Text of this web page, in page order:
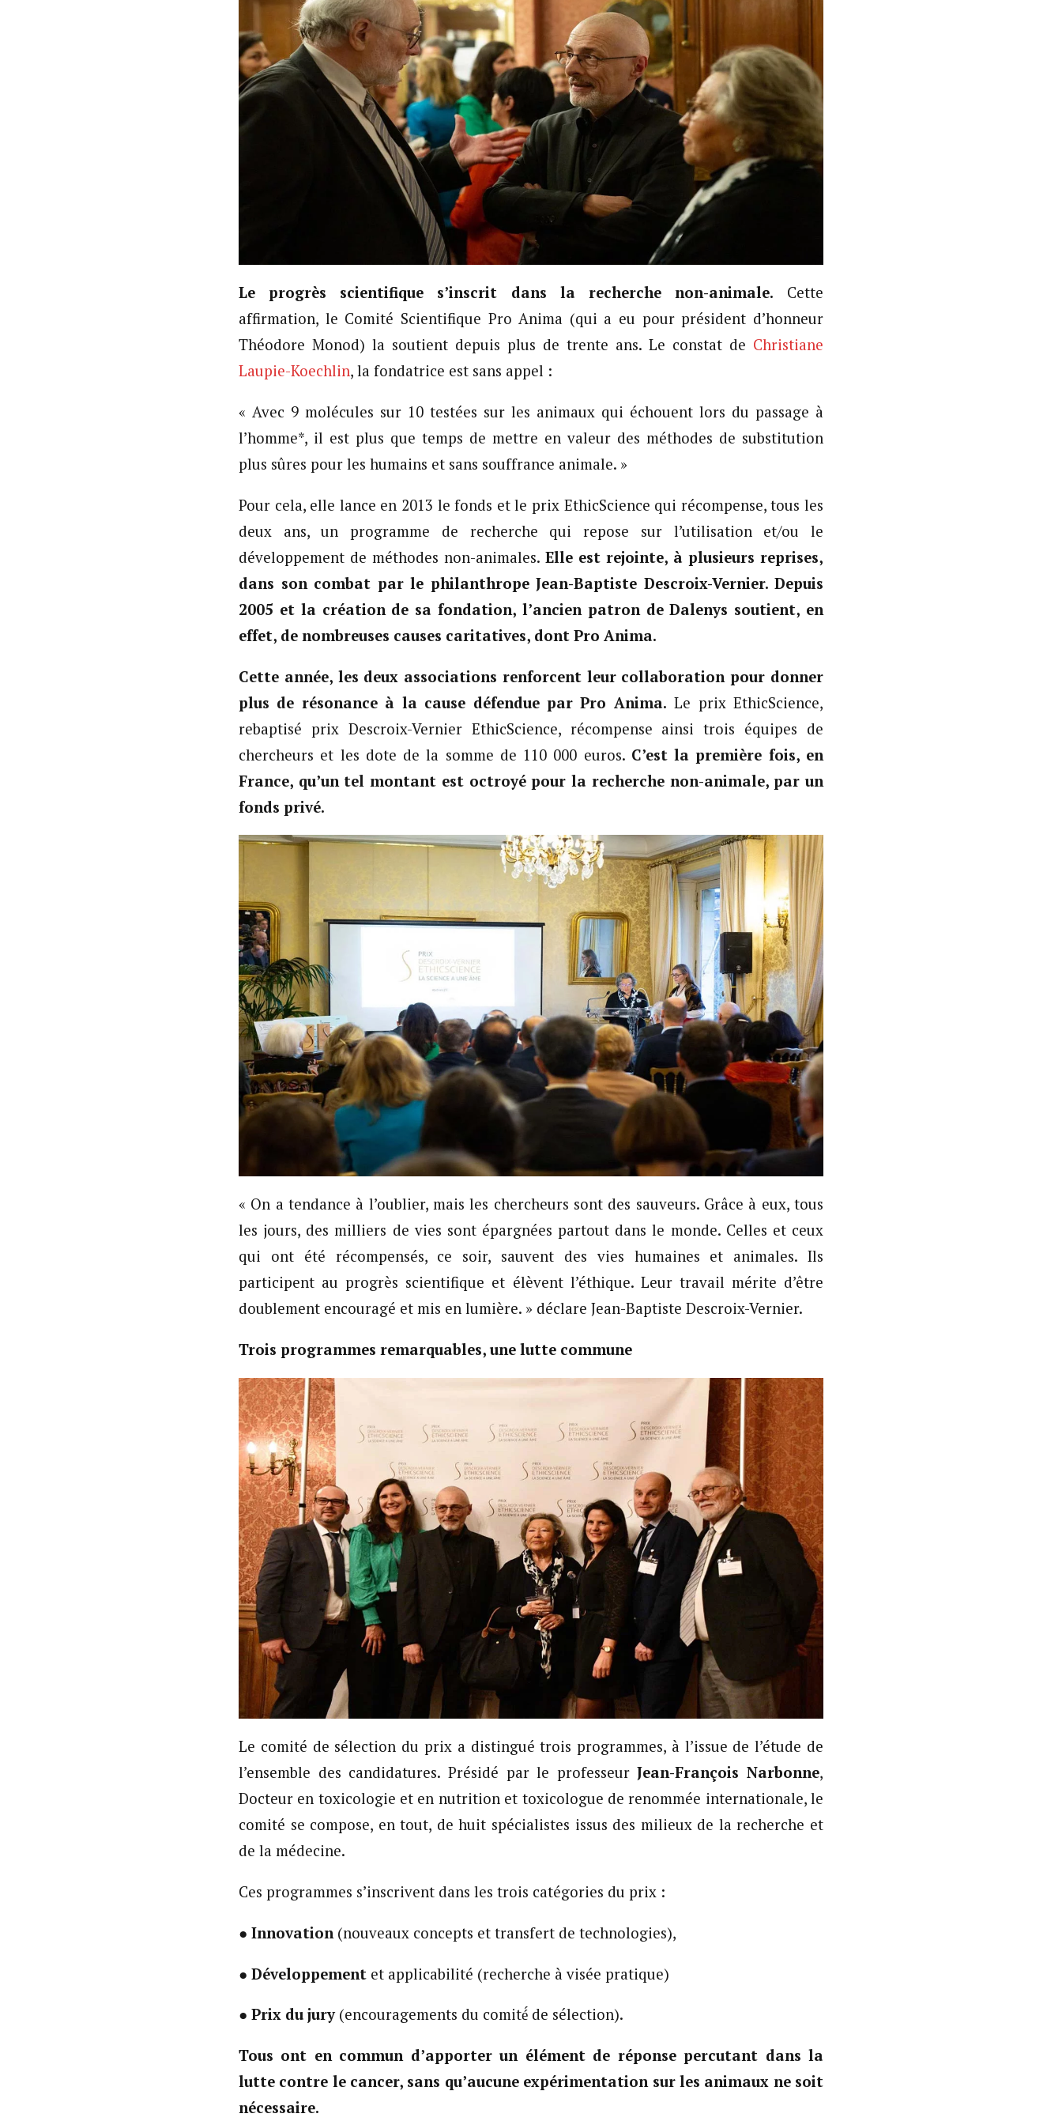
Le progrès scientifique s’inscrit dans la recherche non-animale. Cette
affirmation, le Comité Scientifique Pro Anima (qui a eu pour président d’honneur
Théodore Monod) la soutient depuis plus de trente ans. Le constat de Christiane
Laupie-Koechlin, la fondatrice est sans appel :
« Avec 9 molécules sur 10 testées sur les animaux qui échouent lors du passage à
l’homme*, il est plus que temps de mettre en valeur des méthodes de substitution
plus sûres pour les humains et sans souffrance animale. »
Pour cela, elle lance en 2013 le fonds et le prix EthicScience qui récompense, tous les
deux ans, un programme de recherche qui repose sur l’utilisation et/ou le
développement de méthodes non-animales. Elle est rejointe, à plusieurs reprises,
dans son combat par le philanthrope Jean-Baptiste Descroix-Vernier. Depuis
2005 et la création de sa fondation, l’ancien patron de Dalenys soutient, en
effet, de nombreuses causes caritatives, dont Pro Anima.
Cette année, les deux associations renforcent leur collaboration pour donner
plus de résonance à la cause défendue par Pro Anima. Le prix EthicScience,
rebaptisé prix Descroix-Vernier EthicScience, récompense ainsi trois équipes de
chercheurs et les dote de la somme de 110 000 euros. C’est la première fois, en
France, qu’un tel montant est octroyé pour la recherche non-animale, par un
fonds privé.
« On a tendance à l’oublier, mais les chercheurs sont des sauveurs. Grâce à eux, tous
les jours, des milliers de vies sont épargnées partout dans le monde. Celles et ceux
qui ont été récompensés, ce soir, sauvent des vies humaines et animales. Ils
participent au progrès scientifique et élèvent l’éthique. Leur travail mérite d’être
doublement encouragé et mis en lumière. » déclare Jean-Baptiste Descroix-Vernier.
Trois programmes remarquables, une lutte commune
Le comité de sélection du prix a distingué trois programmes, à l’issue de l’étude de
l’ensemble des candidatures. Présidé par le professeurJean-François Narbonne,
Docteur en toxicologie et en nutrition et toxicologue de renommée internationale, le
comité se compose, en tout, de huit spécialistes issus des milieux de la recherche et
de la médecine.
Ces programmes s’inscrivent dans les trois catégories du prix :
● Innovation(nouveaux concepts et transfert de technologies),
● Développement et applicabilité (recherche à visée pratique)
● Prix du jury(encouragements du comité́ de sélection).
Tous ont en commun d’apporter un élément de réponse percutant dans la
lutte contre le cancer, sans qu’aucune expérimentation sur les animaux ne soit
nécessaire.